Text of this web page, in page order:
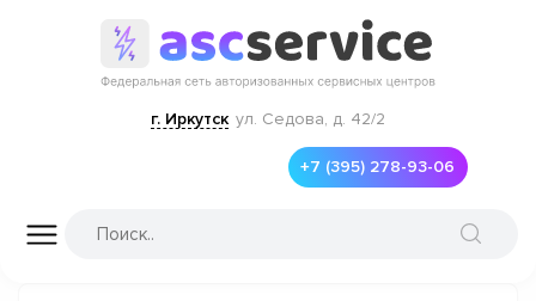
г. Иркутск ул. Седова, д. 42/2
+7 (395) 278-93-06